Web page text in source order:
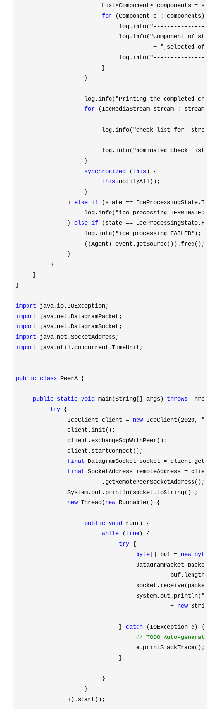
                         List
<Component> components =
for (Component c : components) {
                              log.info(
                              log.info(
"Component of
+ ",selected of
                              log.info(
                         }
                    }
                    log.info(
"Printing the completed
for (IceMediaStream stream : streams) {
                         log.info(
"Check list for  stream:
                         log.info(
"nominated check list:" +
                    }
synchronized ( this ) {
this .notifyAll();
                    }
               }
else if (state ==
                    log.info(
"ice processing TERMINATED"
               }
else if (state ==
                    log.info(
"ice processing FAILED" );
                    ((Agent) event.getSource()).free();
               }
          }
     }
}
import
import
import
import
import java.util.concurrent.TimeUnit;
public class PeerA {
public static void main(String[] args) throws
try {
               IceClient client
= new IceClient(2020,
               client.init();
               client.exchangeSdpWithPeer();
               client.startConnect();
final DatagramSocket socket =
final SocketAddress remoteAddress = client
                         .getRemotePeerSocketAddress();
               System.out.println(socket.toString());
new Thread( new Runnable() {
public void run() {
while ( true ) {
try {
byte [] buf = new byte
                                   DatagramPacket packet
                                             buf.length);
                                   socket.receive(packet);
                                   System.out.println(
                                             +
new
                              }
catch (IOException e) {
// TODO Auto-generated
                                   e.printStackTrace();
                              }
                         }
                    }
               }).start();